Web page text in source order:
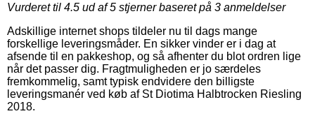
Vurderet til 4.5 ud af 5 stjerner baseret på 3 anmeldelser
Adskillige internet shops tildeler nu til dags mange
forskellige leveringsmåder. En sikker vinder er i dag at
afsende til en pakkeshop, og så afhenter du blot ordren lige
når det passer dig. Fragtmuligheden er jo særdeles
fremkommelig, samt typisk endvidere den billigste
leveringsmanér ved køb af St Diotima Halbtrocken Riesling
2018.